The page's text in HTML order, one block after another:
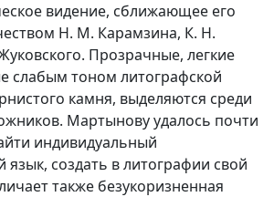
видение, сближающее его
Н. М. Карамзина, К. Н.
Прозрачные, легкие
слабым тоном литографской
камня, выделяются среди
Мартынову удалось почти
индивидуальный
язык, создать в литографии свой
также безукоризненная